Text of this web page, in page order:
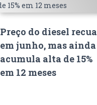
Preço do diesel recua
em junho, mas ainda
acumula alta de 15%
em 12 meses